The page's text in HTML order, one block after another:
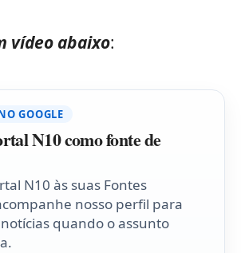
vídeo abaixo:
GOOGLE
N10 como fonte de
N10 às suas Fontes
nosso perfil para
quando o assunto